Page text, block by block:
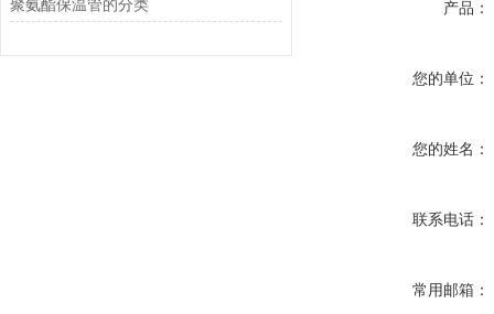
聚氨酯保温管的分类 产品：
您的单位：
您的姓名：
联系电话：
常用邮箱：